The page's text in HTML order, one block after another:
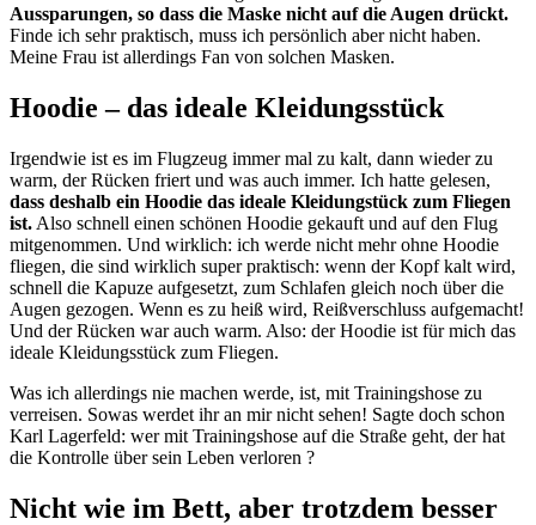
Aussparungen, so dass die Maske nicht auf die Augen drückt.
Finde ich sehr praktisch, muss ich persönlich aber nicht haben.
Meine Frau ist allerdings Fan von solchen Masken.
Hoodie – das ideale Kleidungsstück
Irgendwie ist es im Flugzeug immer mal zu kalt, dann wieder zu
warm, der Rücken friert und was auch immer. Ich hatte gelesen,
dass deshalb ein Hoodie das ideale Kleidungstück zum Fliegen
ist. Also schnell einen schönen Hoodie gekauft und auf den Flug
mitgenommen. Und wirklich: ich werde nicht mehr ohne Hoodie
fliegen, die sind wirklich super praktisch: wenn der Kopf kalt wird,
schnell die Kapuze aufgesetzt, zum Schlafen gleich noch über die
Augen gezogen. Wenn es zu heiß wird, Reißverschluss aufgemacht!
Und der Rücken war auch warm. Also: der Hoodie ist für mich das
ideale Kleidungsstück zum Fliegen.
Was ich allerdings nie machen werde, ist, mit Trainingshose zu
verreisen. Sowas werdet ihr an mir nicht sehen! Sagte doch schon
Karl Lagerfeld: wer mit Trainingshose auf die Straße geht, der hat
die Kontrolle über sein Leben verloren ?
Nicht wie im Bett, aber trotzdem besser